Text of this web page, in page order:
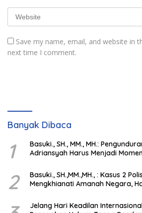
Save my name, email, and website in
next time I comment.
Banyak Dibaca
1
Basuki., SH., MM., MH.:
Adriansyah Harus Menjadi
2
Basuki., SH.,MM.,MH., : Kasus 2
Mengkhianati Amanah Negara,
Jelang Hari Keadilan